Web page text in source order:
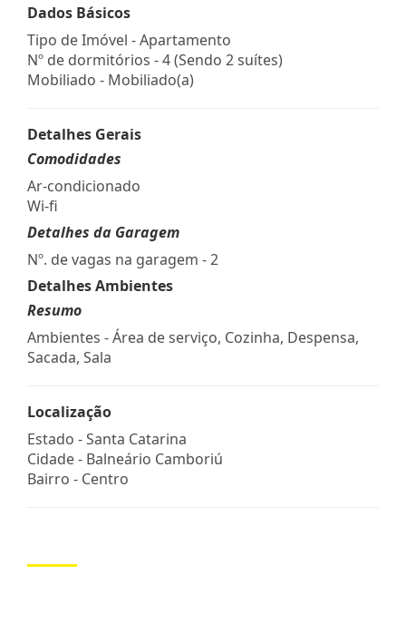
Dados Básicos
Tipo de Imóvel - Apartamento
Nº de dormitórios - 4 (Sendo 2 suítes)
Mobiliado - Mobiliado(a)
Detalhes Gerais
Comodidades
Ar-condicionado
Wi-fi
Detalhes da Garagem
Nº. de vagas na garagem - 2
Detalhes Ambientes
Resumo
Ambientes - Área de serviço, Cozinha, Despensa,
Sacada, Sala
Localização
Estado -Santa Catarina
Cidade - Balneário Camboriú
Bairro - Centro